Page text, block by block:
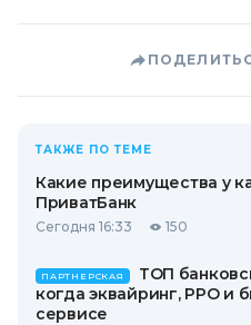
ТАКЖЕ ПО ТЕМЕ
Какие преимущества у
ПриватБанк
Сегодня 16:33 150
ПАРТНЕРСКАЯ
ТОП
когда эквайринг, РРО и
сервисе